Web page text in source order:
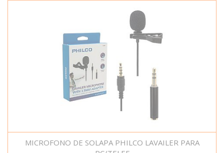
MICROFONO DE SOLAPA PHILCO LAVAILER PARA